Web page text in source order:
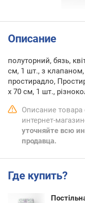
Описание
полуторний, бязь,
см, 1 шт., з
простирадло,
х 70 см, 1 шт.,
Описание
интернет-
уточняйте всю
продавца.
Где купить?